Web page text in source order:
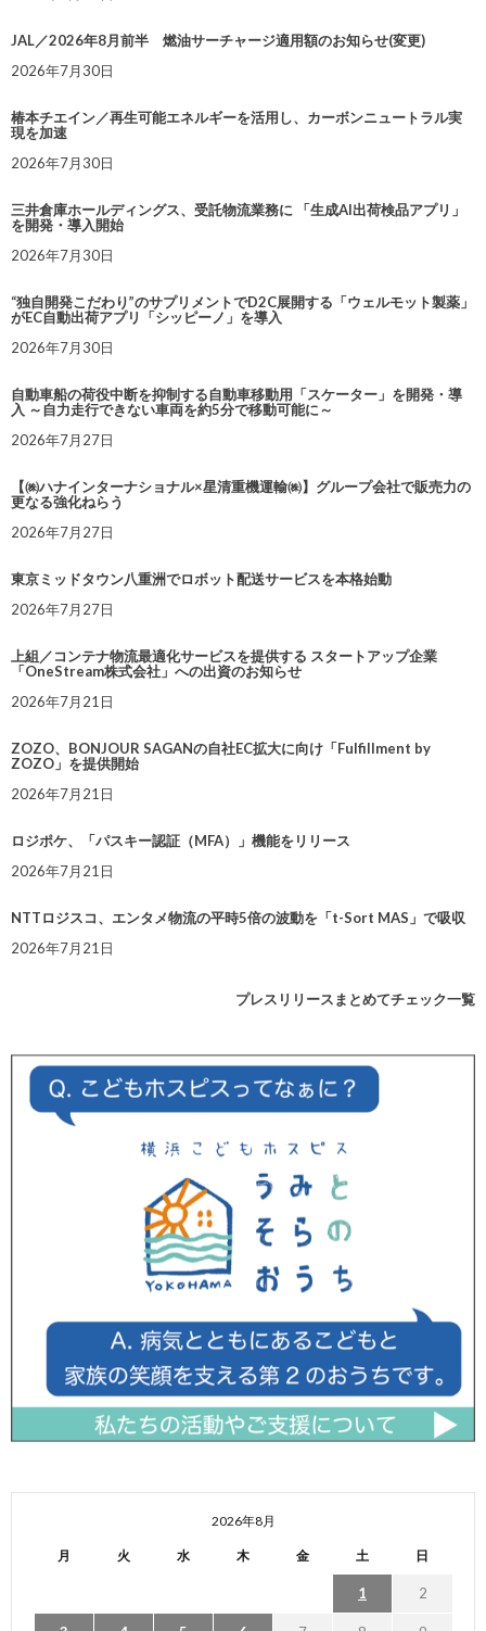
JAL／2026年8月前半 燃油サーチャージ適用額のお知らせ(変更)
2026年7月30日
椿本チエイン／再生可能エネルギーを活用し、カーボンニュートラル実
現を加速
2026年7月30日
三井倉庫ホールディングス、受託物流業務に 「生成AI出荷検品アプリ」
を開発・導入開始
2026年7月30日
“独自開発こだわり”のサプリメントでD2C展開する「ウェルモット製薬」
がEC自動出荷アプリ「シッピーノ」を導入
2026年7月30日
自動車船の荷役中断を抑制する自動車移動用「スケーター」を開発・導
入 ～自力走行できない車両を約5分で移動可能に～
2026年7月27日
【㈱ハナインターナショナル×星清重機運輸㈱】グループ会社で販売力の
更なる強化ねらう
2026年7月27日
東京ミッドタウン八重洲でロボット配送サービスを本格始動
2026年7月27日
上組／コンテナ物流最適化サービスを提供する スタートアップ企業
「OneStream株式会社」への出資のお知らせ
2026年7月21日
ZOZO、BONJOUR SAGANの自社EC拡大に向け「Fulfillment by
ZOZO」を提供開始
2026年7月21日
ロジポケ、「パスキー認証（MFA）」機能をリリース
2026年7月21日
NTTロジスコ、エンタメ物流の平時5倍の波動を「t-Sort MAS」で吸収
2026年7月21日
プレスリリースまとめてチェック一覧
2026年8月
月 火 水 木 金 土 日
1 2